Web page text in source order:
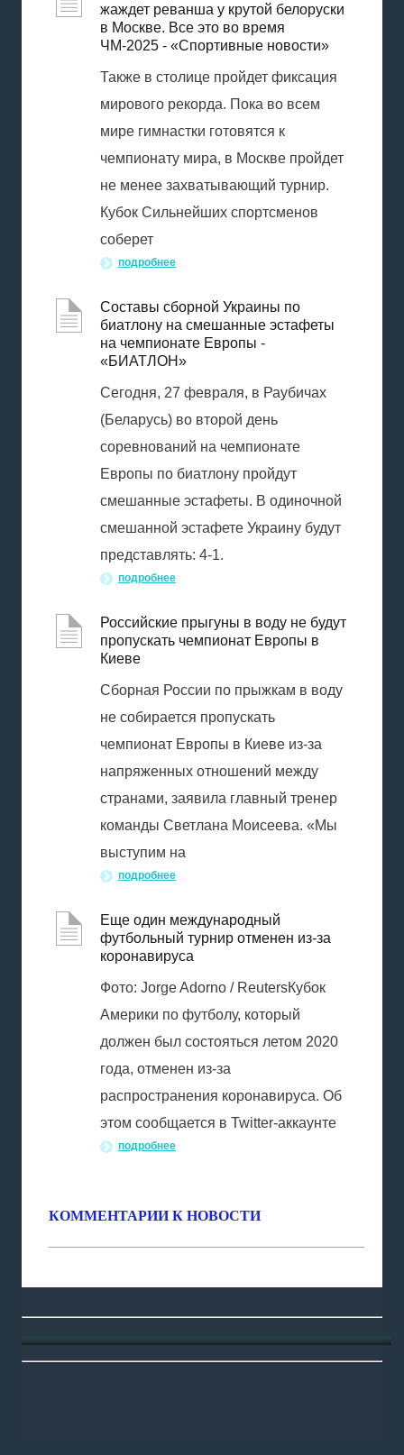
жаждет реванша у крутой белоруски
в Москве. Все это во время
ЧМ-2025 - «Спортивные новости»
Также в столице пройдет фиксация
мирового рекорда. Пока во всем
мире гимнастки готовятся к
чемпионату мира, в Москве пройдет
не менее захватывающий турнир.
Кубок Сильнейших спортсменов
соберет
подробнее
Составы сборной Украины по
биатлону на смешанные эстафеты
на чемпионате Европы -
«БИАТЛОН»
Сегодня, 27 февраля, в Раубичах
(Беларусь) во второй день
соревнований на чемпионате
Европы по биатлону пройдут
смешанные эстафеты. В одиночной
смешанной эстафете Украину будут
представлять: 4-1.
подробнее
Российские прыгуны в воду не будут
пропускать чемпионат Европы в
Киеве
Сборная России по прыжкам в воду
не собирается пропускать
чемпионат Европы в Киеве из-за
напряженных отношений между
странами, заявила главный тренер
команды Светлана Моисеева. «Мы
выступим на
подробнее
Еще один международный
футбольный турнир отменен из-за
коронавируса
Фото: Jorge Adorno / ReutersКубок
Америки по футболу, который
должен был состояться летом 2020
года, отменен из-за
распространения коронавируса. Об
этом сообщается в Twitter-аккаунте
подробнее
КОММЕНТАРИИ К НОВОСТИ